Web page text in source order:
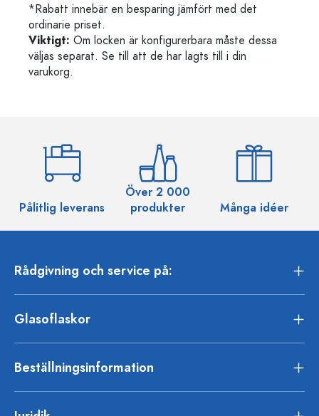
*Rabatt innebär en besparing jämfört med det
ordinarie priset.
Viktigt: Om locken är konfigurerbara måste dessa
väljas separat. Se till att de har lagts till i din
varukorg.
Pålitlig leverans
Över 2 000
produkter
Många idéer
Rådgivning och service på:
Glasoflaskor
Beställningsinformation